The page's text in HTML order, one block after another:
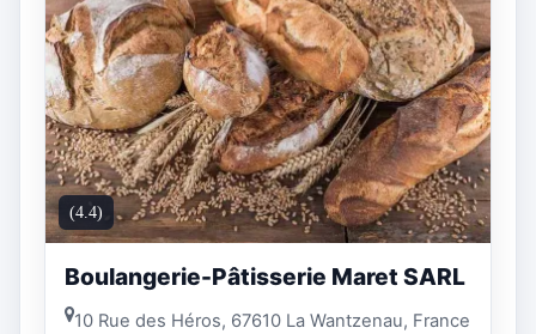
(4.4)
Boulangerie-Pâtisserie Maret SARL
10 Rue des Héros, 67610 La Wantzenau, France